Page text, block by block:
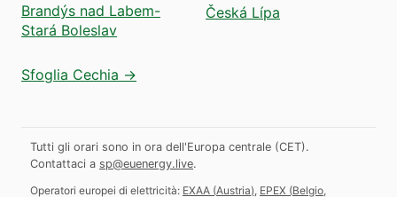
Brandýs nad Labem-
Stará Boleslav
Česká Lípa
Sfoglia Cechia →
Tutti gli orari sono in ora dell'Europa centrale (CET).
Contattaci a sp@euenergy.live.
Operatori europei di elettricità: EXAA (Austria) EPEX (Belgio,